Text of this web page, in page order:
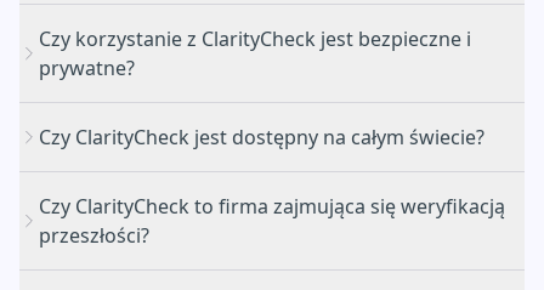
Czy korzystanie z ClarityCheck jest bezpieczne i
prywatne?
Czy ClarityCheck jest dostępny na całym świecie?
Czy ClarityCheck to firma zajmująca się weryfikacją
przeszłości?